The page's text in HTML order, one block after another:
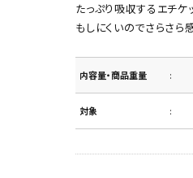
たっぷり吸収するエチケ
もしにくいのでさらさら
内容量・商品重量
対象